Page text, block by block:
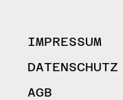
IMPRESSUM
DATENSCHUTZ
AGB